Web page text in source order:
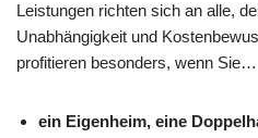
Leistungen richten sich an alle,
Unabhängigkeit und
profitieren besonders, wenn Sie…
ein Eigenheim, eine